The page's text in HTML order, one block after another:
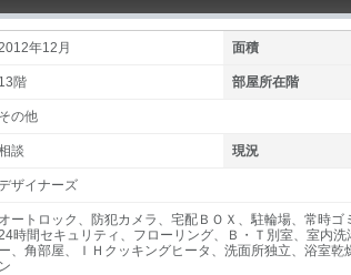
年12月 面積
13階 部屋所在階
その他
談 現況
ザイナーズ
オートロック、防犯カメラ、宅配ＢＯＸ、駐輪場、常時ゴ
時間セキュリティ、フローリング、Ｂ・Ｔ別室、室内
ー、角部屋、ＩＨクッキングヒータ、洗面所独立、浴室
ン